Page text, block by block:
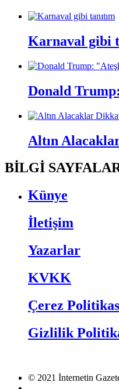
Karnaval gibi
Donald
Altın
BİLGİ
Künye
İletişim
Yazarlar
KVKK
Çerez
Gizlilik
© 2021 İnternetin